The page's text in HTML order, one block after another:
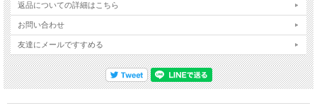
返品についての詳細はこちら
お問い合わせ
友達にメールですすめる